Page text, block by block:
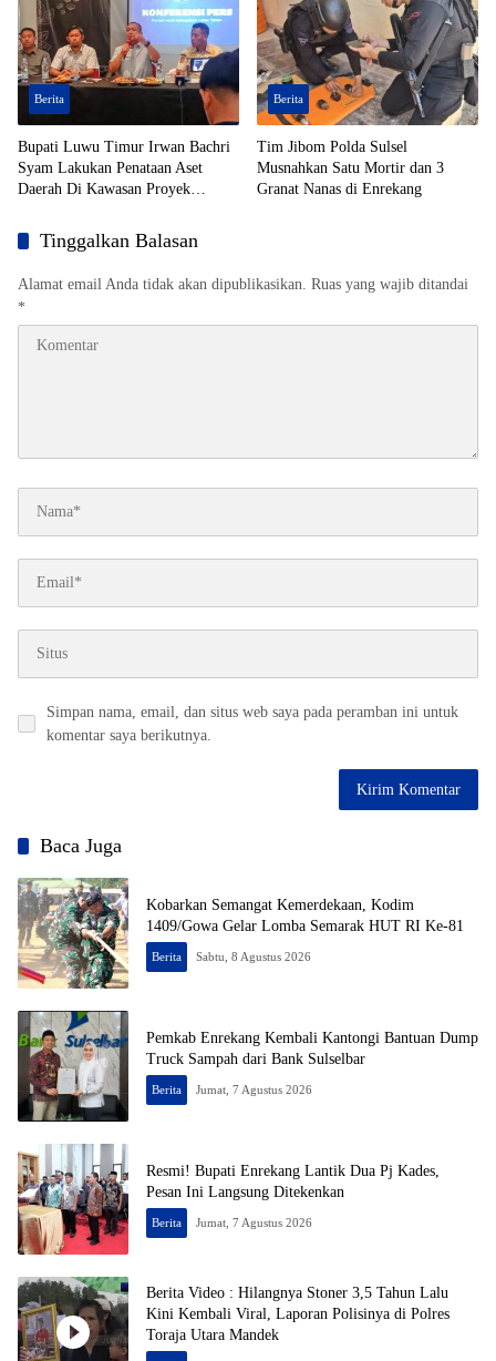
Berita
Bupati Luwu Timur Irwan Bachri
Syam Lakukan Penataan Aset
Daerah Di Kawasan Proyek
Berita
Tim Jibom Polda Sulsel
Musnahkan Satu Mortir dan 3
Granat Nanas di Enrekang
Tinggalkan Balasan
Alamat email Anda tidak akan dipublikasikan. Ruas yang wajib ditandai
*
Simpan nama, email, dan situs web saya pada peramban ini untuk
komentar saya berikutnya.
Baca Juga
Kobarkan Semangat Kemerdekaan, Kodim
1409/Gowa Gelar Lomba Semarak HUT RI Ke-81
Berita Sabtu, 8 Agustus 2026
Pemkab Enrekang Kembali Kantongi Bantuan Dump
Truck Sampah dari Bank Sulselbar
Berita Jumat, 7 Agustus 2026
Resmi! Bupati Enrekang Lantik Dua Pj Kades,
Pesan Ini Langsung Ditekenkan
Berita Jumat, 7 Agustus 2026
Berita Video : Hilangnya Stoner 3,5 Tahun Lalu
Kini Kembali Viral, Laporan Polisinya di Polres
Toraja Utara Mandek